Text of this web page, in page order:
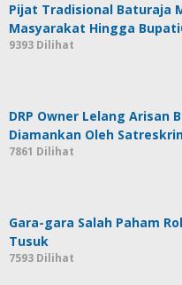
Pijat Tradisional Baturaja
Masyarakat Hingga Bupati
9393 Dilihat
DRP Owner Lelang Arisan
Diamankan Oleh
7861 Dilihat
Gara-gara Salah Paham
Tusuk
7593 Dilihat